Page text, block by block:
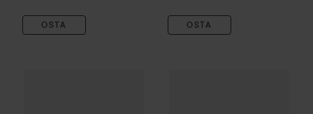
OSTA OSTA